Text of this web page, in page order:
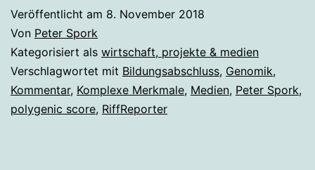
Veröffentlicht am 8. November 2018
Von Peter Spork
Kategorisiert als wirtschaft, projekte & medien
Verschlagwortet mit Bildungsabschluss, Genomik,
Kommentar, Komplexe Merkmale, Medien, Peter Spork,
polygenic score, RiffReporter